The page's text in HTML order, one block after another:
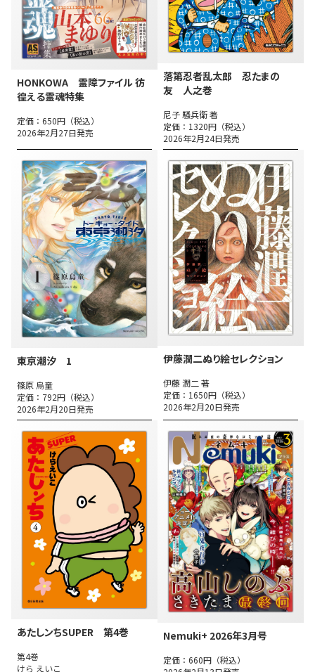
HONKOWA 霊障ファイル 彷
徨える霊魂特集
定価：650円（税込）
2026年2月27日発売
落第忍者乱太郎 忍たまの
友 人之巻
尼子 騒兵衛 著
定価：1320円（税込）
2026年2月24日発売
東京潮汐 1
篠原 烏童
定価：792円（税込）
2026年2月20日発売
伊藤潤二ぬり絵セレクション
伊藤 潤二 著
定価：1650円（税込）
2026年2月20日発売
あたしンちSUPER 第4巻
第4巻
けら えいこ
Nemuki+ 2026年3月号
定価：660円（税込）